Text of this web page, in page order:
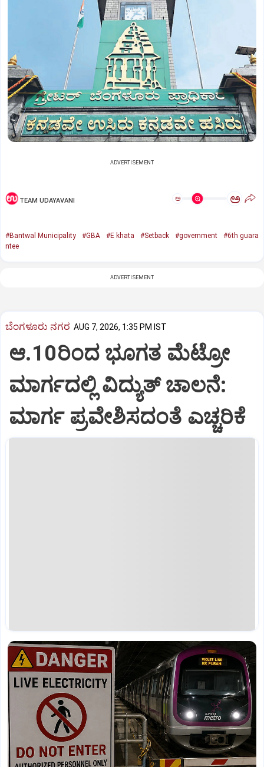
ADVERTISEMENT
TEAM UDAYAVANI ಅ ಅ
#Bantwal Municipality #GBA #E khata #Setback #government
#6th guara
ntee
ADVERTISEMENT
ಬೆಂಗಳೂರು ನಗರ AUG 7, 2026, 1:35 PM IST
ಆ.10ರಿಂದ ಭೂಗತ ಮೆಟ್ರೋ
ಮಾರ್ಗದಲ್ಲಿ ವಿದ್ಯುತ್‌ ಚಾಲನೆ:
ಮಾರ್ಗ ಪ್ರವೇಶಿಸದಂತೆ ಎಚ್ಚರಿಕೆ